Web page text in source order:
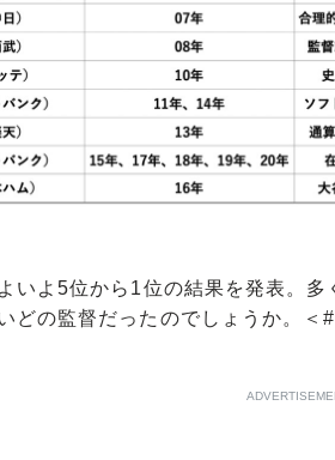
いよ5位から1位の結果を発表。多
どの監督だったのでしょうか。＜